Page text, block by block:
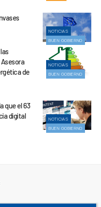
NOTICIAS
BUEN GOBIERNO
NOTICIAS
BUEN GOBIERNO
de
NOTICIAS
BUEN GOBIERNO
que el 63
digital